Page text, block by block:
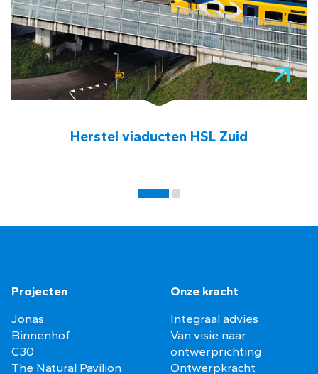
Herstel viaducten HSL Zuid
Projecten
Jonas
Binnenhof
C30
The Natural Pavilion
Onze kracht
Integraal advies
Van visie naar
ontwerprichting
Ontwerpkracht